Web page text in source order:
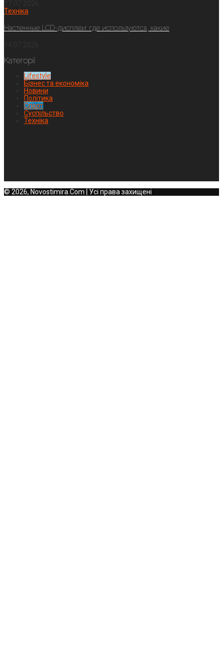
Техніка
Настенные LCD-дисплеи: где используются, какие
Категорії
Lifestyle
Бізнес та економіка
Новини
Політика
Спорт
Суспільство
Техніка
© 2026, Novostimira.Com | Усі права захищені